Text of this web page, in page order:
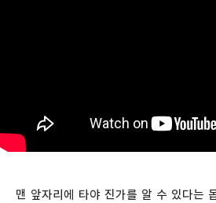
맨 앞자리에 타야 진가를 알 수 있다는